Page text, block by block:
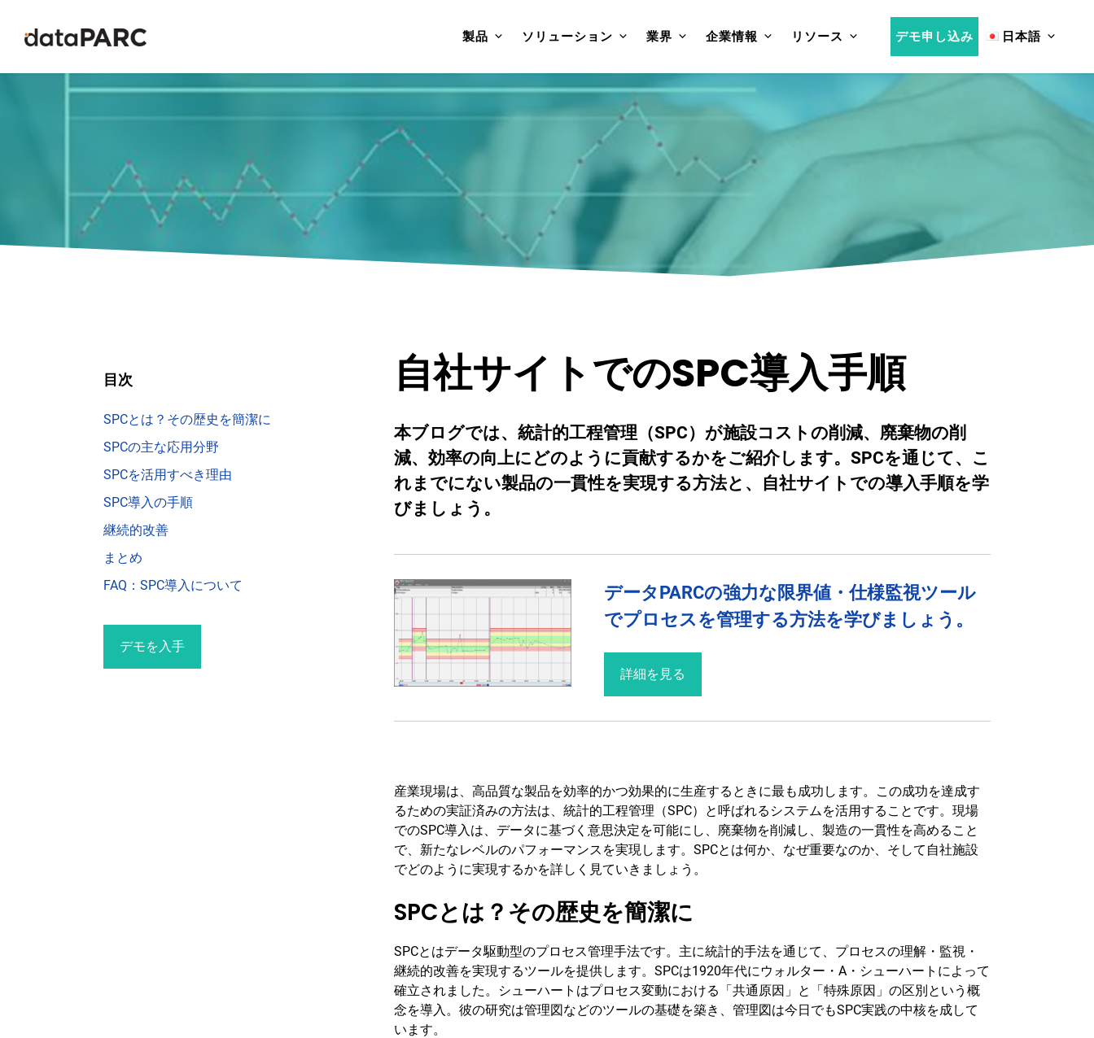
製品 ソリューション 業界 企業情報 リソース デモ申し込み 日本語
自社サイトでのSPC導入手順
本ブログでは、統計的工程管理（SPC）が施設コストの削減、廃棄物の削
減、効率の向上にどのように貢献するかをご紹介します。SPCを通じて、こ
れまでにない製品の一貫性を実現する方法と、自社サイトでの導入手順を学
びましょう。
データPARCの強力な限界値・仕様監視ツール
でプロセスを管理する方法を学びましょう。
詳細を見る
産業現場は、高品質な製品を効率的かつ効果的に生産するときに最も成功します。この成功を達成す
るための実証済みの方法は、統計的工程管理（SPC）と呼ばれるシステムを活用することです。現場
でのSPC導入は、データに基づく意思決定を可能にし、廃棄物を削減し、製造の一貫性を高めること
で、新たなレベルのパフォーマンスを実現します。SPCとは何か、なぜ重要なのか、そして自社施設
でどのように実現するかを詳しく見ていきましょう。
SPCとは？その歴史を簡潔に
SPCとはデータ駆動型のプロセス管理手法です。主に統計的手法を通じて、プロセスの理解・監視・
継続的改善を実現するツールを提供します。SPCは1920年代にウォルター・A・シューハートによって
確立されました。シューハートはプロセス変動における「共通原因」と「特殊原因」の区別という概
念を導入。彼の研究は管理図などのツールの基礎を築き、管理図は今日でもSPC実践の中核を成して
います。
目次
SPCとは？その歴史を簡潔に
SPCの主な応用分野
SPCを活用すべき理由
SPC導入の手順
継続的改善
まとめ
FAQ：SPC導入について
デモを入手